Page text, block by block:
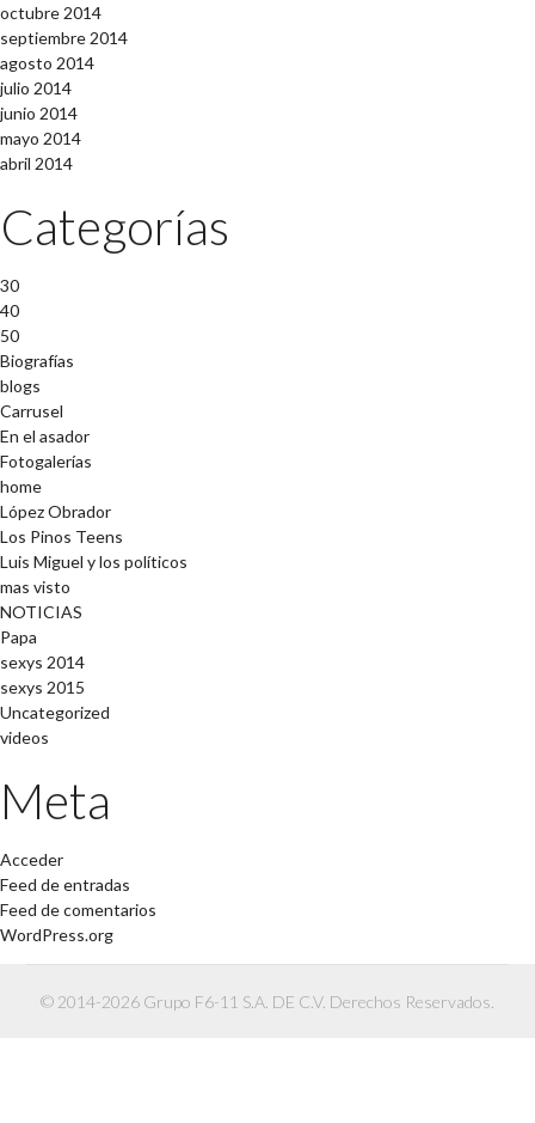
octubre 2014
septiembre 2014
agosto 2014
julio 2014
junio 2014
mayo 2014
abril 2014
Categorías
30
40
50
Biografías
blogs
Carrusel
En el asador
Fotogalerías
home
López Obrador
Los Pinos Teens
Luis Miguel y los políticos
mas visto
NOTICIAS
Papa
sexys 2014
sexys 2015
Uncategorized
videos
Meta
Acceder
Feed de entradas
Feed de comentarios
WordPress.org
© 2014-2026 Grupo F6-11 S.A. DE C.V. Derechos Reservados.